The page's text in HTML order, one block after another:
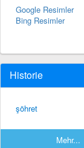
Google Resimler
Bing Resimler
Historie
şöhret
Mehr...